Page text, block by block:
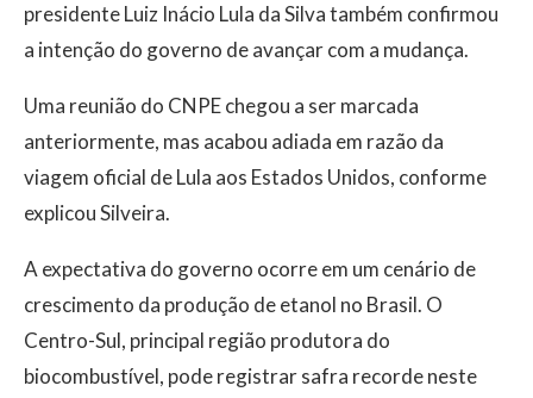
presidente Luiz Inácio Lula da Silva também confirmou
a intenção do governo de avançar com a mudança.
Uma reunião do CNPE chegou a ser marcada
anteriormente, mas acabou adiada em razão da
viagem oficial de Lula aos Estados Unidos, conforme
explicou Silveira.
A expectativa do governo ocorre em um cenário de
crescimento da produção de etanol no Brasil. O
Centro-Sul, principal região produtora do
biocombustível, pode registrar safra recorde neste